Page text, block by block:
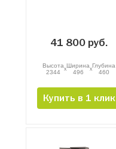
41 800 руб.
Высота
2344
xШирина
496
xГлубина
460
Купить в 1 клик